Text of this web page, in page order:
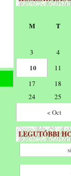
M T
3
4
10 11
17
18
24
25
< Oct
LEGUTÓBBI